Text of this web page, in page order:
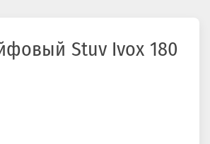
Stuv Ivox 180